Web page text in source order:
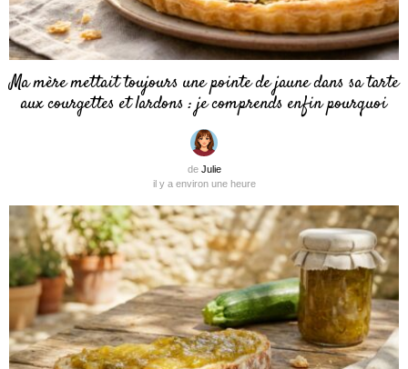
Ma mère mettait toujours une pointe de jaune dans sa tarte
aux courgettes et lardons : je comprends enfin pourquoi
de Julie
il y a environ une heure